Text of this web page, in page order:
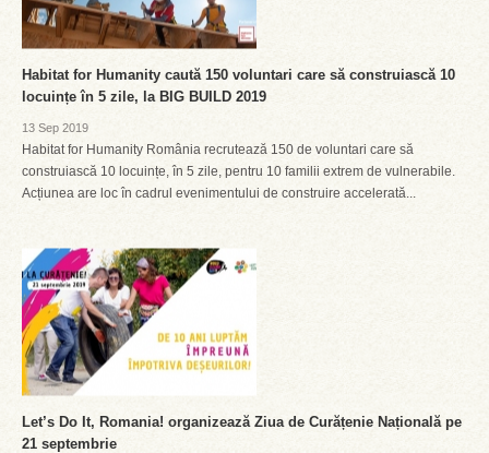
Habitat for Humanity caută 150 voluntari care să construiască 10
locuințe în 5 zile, la BIG BUILD 2019
13 Sep 2019
Habitat for Humanity România recrutează 150 de voluntari care să
construiască 10 locuințe, în 5 zile, pentru 10 familii extrem de vulnerabile.
Acțiunea are loc în cadrul evenimentului de construire accelerată...
Let’s Do It, Romania! organizează Ziua de Curățenie Națională pe
21 septembrie